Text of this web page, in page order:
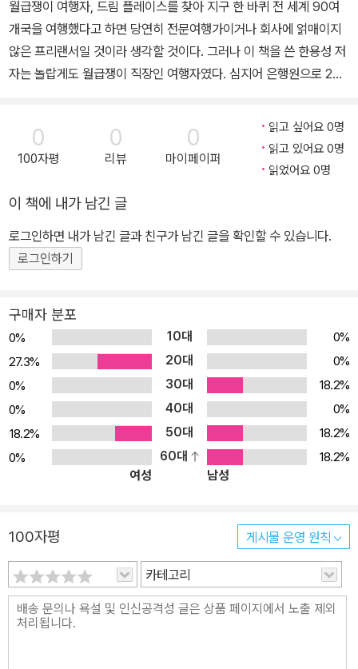
께 방학을 이용해 유럽 국가를 두루 돌아다녔고, 호주와 뉴질랜드 등
은 패키지 여행이나 절친 부부들과의 자유여행으로 돌아다녔다. 그리
고 직장을 옮길 때마다 날짜를 빼서 해외 오지로 나홀로 배낭을 메고
돌아다녔다. 그동안 돌아다닌 나라를 헤아려보니 90여 개국에 달한
있다. 아직 남아 있는 버킷리스트 여행지를 찾아가며 설렘 속에 여행
계획을 세우고 떠나는 꿈을 꾸며 살아간다.
월급쟁이 여행자, 드림 플레이스를 찾아 지구 한 바퀴 전 세계 90여
개국을 여행했다고 하면 당연히 전문여행가이거나 회사에 얽매이지
않은 프리랜서일 것이라 생각할 것이다. 그러나 이 책을 쓴 한용성 저
자는 놀랍게도 월급쟁이 직장인 여행자였다. 심지어 은행원으로 27
에도 생소한 제조업, 증권업 분야에서 13년이나 일했다. 저자는 방랑
벽이 있는 자유분방한 자신이 답답한 직장생활을 견딜 수 있었던 것
은 10년간의 우리은행 베트남 주재원 생활과 시간 날 때마다 발이 부
있으면서도 재주껏 땡땡이를 많이 쳤고, 그런 해외여행이 빡빡한 일
상을 견뎌내는 데 큰 도움이 되었다는 것이다. 여행의 상황과 감정을
솔직하고 세밀하게 기록한 그의 여행기는 함께 여행하는 듯 생동감이
넘친다. 상세한 여정 묘사와 감상의 기록, 풍성한 사진이 여행 속 시공
한다. 이 책을 읽고 나면 용기를 내어 작가가 탐험한 지구별 여행을 떠
날 수 있지 않을까. 여행을 떠나고 싶은 독자들에게 강력히 추천한다.
여행에 필요한 것은 시간이 아니라 용기다 진정으로 원한다면 고민하
지 말고 지금 떠나라! 《연금술사》라는 소설로 우리에게 널리 알려진
브라질 작가 파울로 코엘료는 “여행은 돈의 문제가 아니라 용기의 문
제”라고 했다. 코엘료의 말을 대입해 보면 전 세계 90여 개국을 여행
한 한용성 저자는 용기가 있는 사람임이 틀림없다. 더 놀라운 것은 한
용서 저자가 전문여행가이거나 프리랜서가 아니라 월급쟁이 직장인
들이 은행을 때려치우고 나오는 기간을 놓고 내기를 했단다. 방랑벽
에, 자유분방한 녀석이 보수적인 은행 문화를 적응 못 할 거라면서….
그러나 모두의 예상과 달리 한용성 저자는 27년간 은행 마루가 닳도
록 다니고 명예롭게 퇴직했다. 저자의 말에 따르면 답답한 직장 생활
을 견디게 한 건 10년간 우리은행 베트남 주재원 생활과 시간 날 때마
다 발이 부르틀 정도로 다닌 해외여행 덕분이라고 한다. 저자의 놀라
0
100자평
0
리뷰
0
마이페이퍼
읽고 싶어요 0명
읽고 있어요 0명
읽었어요 0명
이 책에 내가 남긴 글
로그인하면 내가 남긴 글과 친구가 남긴 글을 확인할 수 있습니다.
로그인하기
구매자 분포
0% 10대
0%
27.3%
20대
0%
0%
30대
18.2%
0%
40대
0%
18.2%
50대
18.2%
0%
60대
18.2%
여성
남성
100자평 게시물 운영 원칙
카테고리